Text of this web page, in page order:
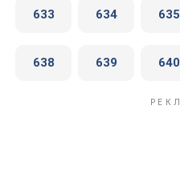
633 634 635
638 639 640